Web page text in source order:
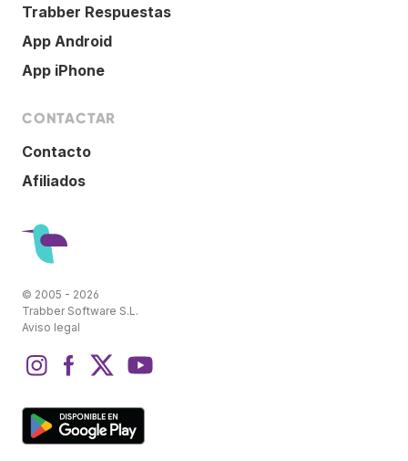
Trabber Respuestas
App Android
App iPhone
CONTACTAR
Contacto
Afiliados
© 2005 - 2026
Trabber Software S.L.
Aviso legal